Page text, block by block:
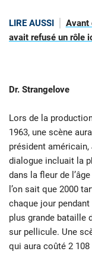
LIRE AUSSI
Avant
avait refusé un rôle
Dr. Strangelove
Lors de la
1963, une scène
président américain,
dialogue incluait la
dans la fleur de
l’on sait que 2000
chaque jour
plus grande bataille
sur pellicule. Une
qui aura coûté 2